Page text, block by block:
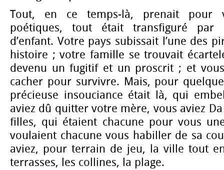
Tout, en ce temps-là, prenait pour
poétiques, tout était transfiguré par
d’enfant. Votre pays subissait l’une des
histoire ; votre famille se trouvait
devenu un fugitif et un proscrit ; et
cacher pour survivre. Mais, pour
précieuse insouciance était là, qui
aviez dû quitter votre mère, vous aviez
filles, qui étaient chacune pour vous
voulaient chacune vous habiller de sa
aviez, pour terrain de jeu, la ville tout
terrasses, les collines, la plage.